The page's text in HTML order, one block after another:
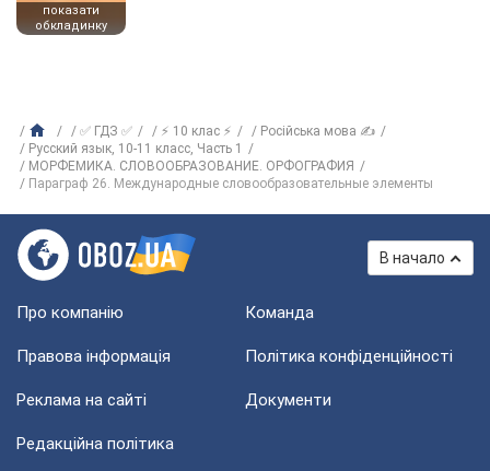
показати
обкладинку
✅ ГДЗ ✅ ⚡ 10 клас ⚡
Російська мова ✍
Русский язык, 10-11 класс, Часть 1
МОРФЕМИКА. СЛОВООБРАЗОВАНИЕ. ОРФОГРАФИЯ
Параграф 26. Международные словообразовательные элементы
В начало
Про компанію Команда
Правова інформація Політика конфіденційності
Реклама на сайті Документи
Редакційна політика